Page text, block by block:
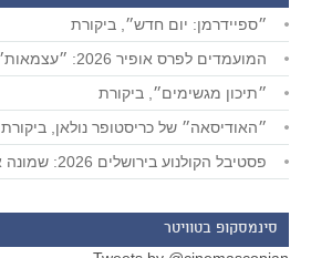
״ספיידרמן: יום חדש״, ביקורת
המועמדים לפרס אופיר 2026: ״עצמאות״ מוביל
״תיכון מגשימים״, ביקורת
״האודיסאה״ של כריסטופר נולאן, ביקורת
פסטיבל הקולנוע בירושלים 2026: שמונה או תשע המלצות
סינמסקופ בטוויטר